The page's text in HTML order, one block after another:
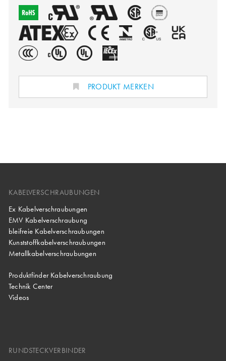
PRODUKT MERKEN
KABELVERSCHRAUBUNGEN
Ex Kabelverschraubungen
EMV Kabelverschraubung
bleifreie Kabelverschraubungen
Kunststoffkabelverschraubungen
Metallkabelverschraubungen
Produktfinder Kabelverschraubung
Technik Center
Videos
RUNDSTECKVERBINDER